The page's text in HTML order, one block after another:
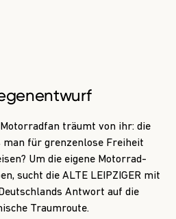
träumt von ihr: die
man für grenzenlose Freiheit
Um die eigene Motorrad-
sucht die ALTE LEIPZIGER mit
Antwort auf die
Traumroute.